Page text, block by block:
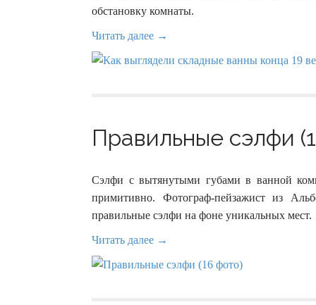
обстановку комнаты.
Читать далее →
Правильные сэлфи
Сэлфи с вытянутыми губами в ванной
примитивно. Фотограф-пейзажист из
правильные сэлфи на фоне уникальных мест.
Читать далее →